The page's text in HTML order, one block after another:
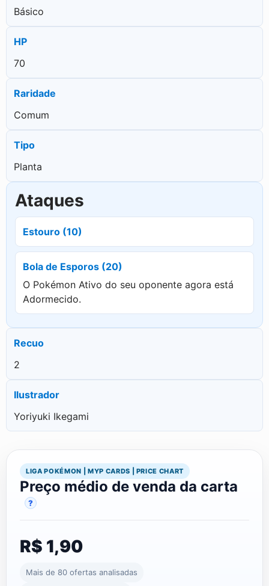
Básico
HP
70
Raridade
Comum
Tipo
Planta
Ataques
Estouro (10)
Bola de Esporos (20)
O Pokémon Ativo do seu oponente agora está
Adormecido.
Recuo
2
Ilustrador
Yoriyuki Ikegami
LIGA POKÉMON | MYP CARDS | PRICE CHART
Preço médio de venda da carta
?
R$ 1,90
Mais de 80 ofertas analisadas